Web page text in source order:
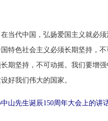
代中国，弘扬爱国主义就必须
特色社会主义必须长期坚持，
期坚持，不可动摇。我们要增
好我们伟大的国家。
山先生诞辰150周年大会上的讲